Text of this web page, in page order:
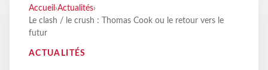
Accueil ›Actualités›
Le clash / le crush : Thomas Cook ou le retour vers le
futur
ACTUALITÉS